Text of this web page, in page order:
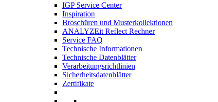
IGP Service Center
Inspiration
Broschüren und Musterkollektionen
ANALYZEit Reflect Rechner
Service FAQ
Technische Informationen
Technische Datenblätter
Verarbeitungsrichtlinien
Sicherheitsdatenblätter
Zertifikate